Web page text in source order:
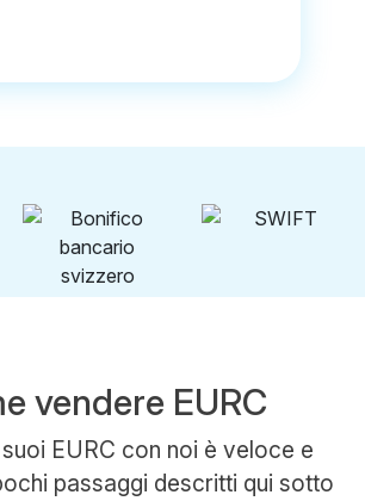
vendere EURC
EURC con noi è veloce e
passaggi descritti qui sotto